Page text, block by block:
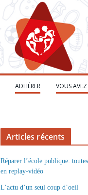
ADHÉRER VOUS
Articles récents
Réparer l’école publique:
en replay-vidéo
L’actu d’un seul coup d’oeil